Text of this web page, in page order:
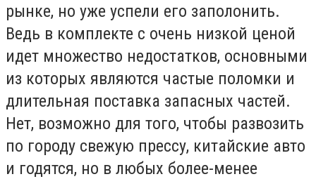
рынке, но уже успели его заполонить.
Ведь в комплекте с очень низкой ценой
идет множество недостатков, основными
из которых являются частые поломки и
длительная поставка запасных частей.
Нет, возможно для того, чтобы развозить
по городу свежую прессу, китайские авто
и годятся, но в любых более-менее